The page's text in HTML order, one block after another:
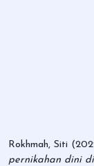
Rokhmah, Siti
pernikahan dini